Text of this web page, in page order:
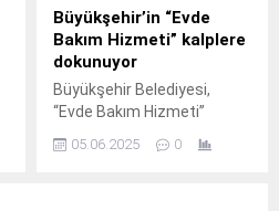
Büyükşehir’in “Evde
Bakım Hizmeti” kalplere
dokunuyor
Büyükşehir Belediyesi,
“Evde Bakım Hizmeti”
hasta ve bakıma muhtaç
05.06.2025 0